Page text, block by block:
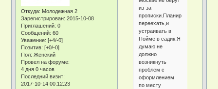
Откуда: Молодежная 2
Зарегистрирован: 2015-10-08
Приглашений: 0
Сообщений: 60
Уважение: [+4/-0]
Позитив: [+0/-0]
Пол: Женский
Провел на форуме:
4 дня 0 часов
Последний визит:
2017-10-14 00:12:23
из-за
прописки.Планируем
переехать,и
устраивать в
Пойме в садик.Я
думаю не
должно
возникнуть
проблем с
оформлением
по месту